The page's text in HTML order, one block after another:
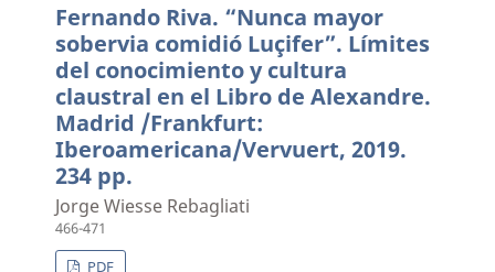
Fernando Riva. “Nunca mayor
sobervia comidió Luçifer”. Límites
del conocimiento y cultura
claustral en el Libro de Alexandre.
Madrid /Frankfurt:
Iberoamericana/Vervuert, 2019.
234 pp.
Jorge Wiesse Rebagliati
466-471
PDF